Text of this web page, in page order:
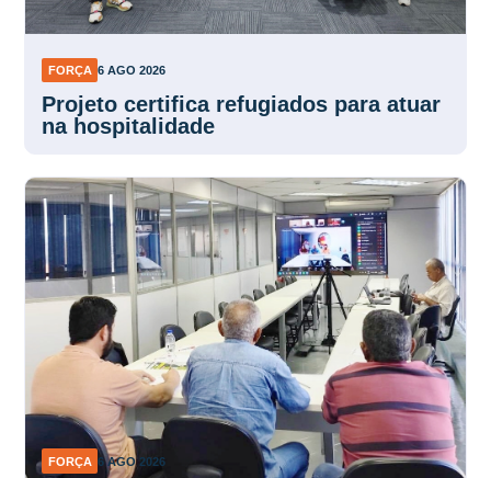
FORÇA 6 AGO 2026
Projeto certifica refugiados para atuar
na hospitalidade
FORÇA 6 AGO 2026